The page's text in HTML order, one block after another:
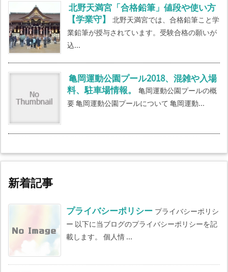
北野天満宮「合格鉛筆」値段や使い方
【学業守】
北野天満宮では、合格鉛筆こと学
業鉛筆が授与されています。受験合格の願いが
込...
亀岡運動公園プール2018、混雑や入場
料、駐車場情報。
亀岡運動公園プールの概
要 亀岡運動公園プールについて 亀岡運動...
新着記事
プライバシーポリシー プライバシーポリシ
ー 以下に当ブログのプライバシーポリシーを記
載します。 個人情 ...